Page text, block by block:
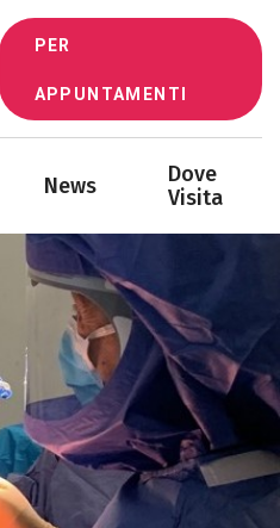
PER
APPUNTAMENTI
News
Dove
Visita